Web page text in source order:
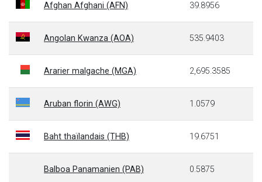
Afghan Afghani (AFN) 39.8956
Angolan Kwanza (AOA) 535.9403
Ararier malgache (MGA) 2,695.3585
Aruban florin (AWG) 1.0579
Baht thaïlandais (THB) 19.6751
Balboa Panamanien (PAB) 0.5875